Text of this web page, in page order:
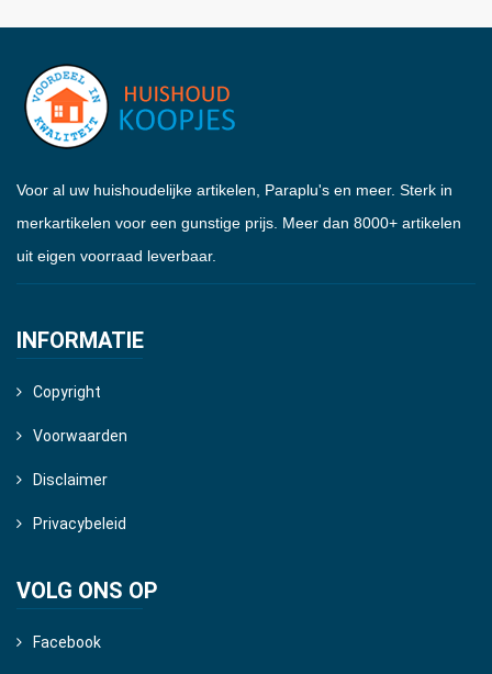
Voor al uw huishoudelijke artikelen, Paraplu's en meer. Sterk in
merkartikelen voor een gunstige prijs. Meer dan 8000+ artikelen
uit eigen voorraad leverbaar.
INFORMATIE
Copyright
Voorwaarden
Disclaimer
Privacybeleid
VOLG ONS OP
Facebook